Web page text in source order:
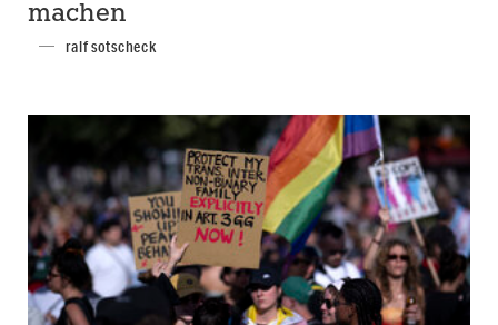
machen
ralf sotscheck